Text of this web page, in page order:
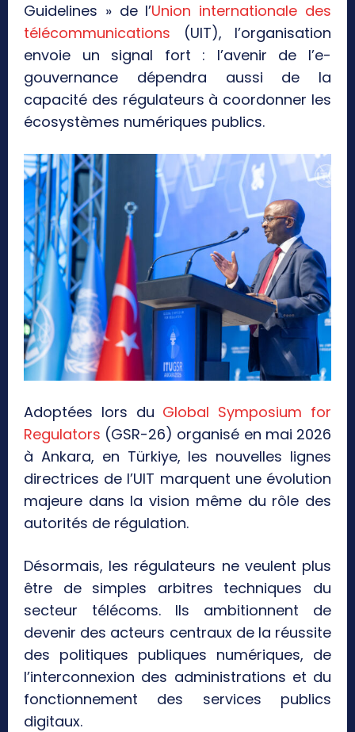
Guidelines » de l’Union internationale des
télécommunications (UIT), l’organisation
envoie un signal fort : l’avenir de l’e-
gouvernance dépendra aussi de la
capacité des régulateurs à coordonner les
écosystèmes numériques publics.
Adoptées lors du Global Symposium for
Regulators (GSR-26) organisé en mai 2026
à Ankara, en Türkiye, les nouvelles lignes
directrices de l’UIT marquent une évolution
majeure dans la vision même du rôle des
autorités de régulation.
Désormais, les régulateurs ne veulent plus
être de simples arbitres techniques du
secteur télécoms. Ils ambitionnent de
devenir des acteurs centraux de la réussite
des politiques publiques numériques, de
l’interconnexion des administrations et du
fonctionnement des services publics
digitaux.